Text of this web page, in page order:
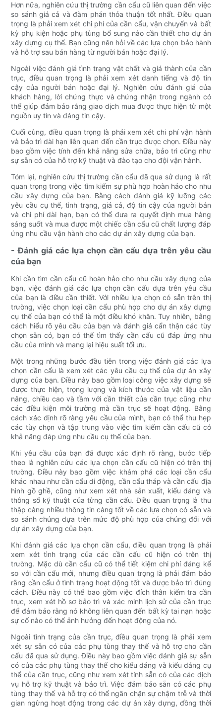
Hơn nữa, nghiên cứu thị trường cần cẩu cũ liên quan đến việc
so sánh giá cả và đàm phán thỏa thuận tốt nhất. Điều quan
trọng là phải xem xét chi phí của cần cẩu, vận chuyển và bất
kỳ phụ kiện hoặc phụ tùng bổ sung nào cần thiết cho dự án
xây dựng cụ thể. Bạn cũng nên hỏi về các lựa chọn bảo hành
và hỗ trợ sau bán hàng từ người bán hoặc đại lý.
Ngoài việc đánh giá tình trạng vật chất và giá thành của cần
trục, điều quan trọng là phải xem xét danh tiếng và độ tin
cậy của người bán hoặc đại lý. Nghiên cứu đánh giá của
khách hàng, lời chứng thực và chứng nhận trong ngành có
thể giúp đảm bảo rằng giao dịch mua được thực hiện từ một
nguồn uy tín và đáng tin cậy.
Cuối cùng, điều quan trọng là phải xem xét chi phí vận hành
và bảo trì dài hạn liên quan đến cần trục được chọn. Điều này
bao gồm việc tính đến khả năng sửa chữa, bảo trì cũng như
sự sẵn có của hỗ trợ kỹ thuật và đào tạo cho đội vận hành.
Tóm lại, nghiên cứu thị trường cần cẩu đã qua sử dụng là rất
quan trọng trong việc tìm kiếm sự phù hợp hoàn hảo cho nhu
cầu xây dựng của bạn. Bằng cách đánh giá kỹ lưỡng các
yêu cầu cụ thể, tình trạng, giá cả, độ tin cậy của người bán
và chi phí dài hạn, bạn có thể đưa ra quyết định mua hàng
sáng suốt và mua được một chiếc cần cẩu cũ chất lượng đáp
ứng nhu cầu vận hành cho các dự án xây dựng của bạn.
- Đánh giá các lựa chọn cần cẩu dựa trên yêu cầu
của bạn
Khi cần tìm cần cẩu cũ hoàn hảo cho nhu cầu xây dựng của
bạn, việc đánh giá các lựa chọn cần cẩu dựa trên yêu cầu
của bạn là điều cần thiết. Với nhiều lựa chọn có sẵn trên thị
trường, việc chọn loại cần cẩu phù hợp cho dự án xây dựng
cụ thể của bạn có thể là một điều khó khăn. Tuy nhiên, bằng
cách hiểu rõ yêu cầu của bạn và đánh giá cẩn thận các tùy
chọn sẵn có, bạn có thể tìm thấy cần cẩu cũ đáp ứng nhu
cầu của mình và mang lại hiệu suất tối ưu.
Một trong những bước đầu tiên trong việc đánh giá các lựa
chọn cần cẩu là xem xét các yêu cầu cụ thể của dự án xây
dựng của bạn. Điều này bao gồm loại công việc xây dựng sẽ
được thực hiện, trọng lượng và kích thước của vật liệu cần
nâng, chiều cao và tầm với cần thiết của cần trục cũng như
các điều kiện môi trường mà cần trục sẽ hoạt động. Bằng
cách xác định rõ ràng yêu cầu của mình, bạn có thể thu hẹp
các tùy chọn và tập trung vào việc tìm kiếm cần cẩu cũ có
khả năng đáp ứng nhu cầu cụ thể của bạn.
Khi yêu cầu của bạn đã được xác định rõ ràng, bước tiếp
theo là nghiên cứu các lựa chọn cần cẩu cũ hiện có trên thị
trường. Điều này bao gồm việc khám phá các loại cần cẩu
khác nhau như cần cẩu di động, cần cẩu tháp và cần cẩu địa
hình gồ ghề, cũng như xem xét nhà sản xuất, kiểu dáng và
thông số kỹ thuật của từng cần cẩu. Điều quan trọng là thu
thập càng nhiều thông tin càng tốt về các lựa chọn có sẵn và
so sánh chúng dựa trên mức độ phù hợp của chúng đối với
dự án xây dựng của bạn.
Khi đánh giá các lựa chọn cần cẩu, điều quan trọng là phải
xem xét tình trạng của các cần cẩu cũ hiện có trên thị
trường. Mặc dù cần cẩu cũ có thể tiết kiệm chi phí đáng kể
so với cần cẩu mới, nhưng điều quan trọng là phải đảm bảo
rằng cần cẩu ở tình trạng hoạt động tốt và được bảo trì đúng
cách. Điều này có thể bao gồm việc đích thân kiểm tra cần
trục, xem xét hồ sơ bảo trì và xác minh lịch sử của cần trục
để đảm bảo rằng nó không liên quan đến bất kỳ tai nạn hoặc
sự cố nào có thể ảnh hưởng đến hoạt động của nó.
Ngoài tình trạng của cần trục, điều quan trọng là phải xem
xét sự sẵn có của các phụ tùng thay thế và hỗ trợ cho cần
cẩu đã qua sử dụng. Điều này bao gồm việc đánh giá sự sẵn
có của các phụ tùng thay thế cho kiểu dáng và kiểu dáng cụ
thể của cần trục, cũng như xem xét tính sẵn có của các dịch
vụ hỗ trợ kỹ thuật và bảo trì. Việc đảm bảo sẵn có các phụ
tùng thay thế và hỗ trợ có thể ngăn chặn sự chậm trễ và thời
gian ngừng hoạt động trong các dự án xây dựng, đồng thời